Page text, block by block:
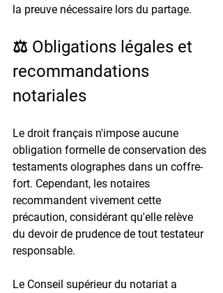
la preuve nécessaire lors du partage.
⚖️ Obligations légales et
recommandations
notariales
Le droit français n'impose aucune
obligation formelle de conservation des
testaments olographes dans un coffre-
fort. Cependant, les notaires
recommandent vivement cette
précaution, considérant qu'elle relève
du devoir de prudence de tout testateur
responsable.
Le Conseil supérieur du notariat a